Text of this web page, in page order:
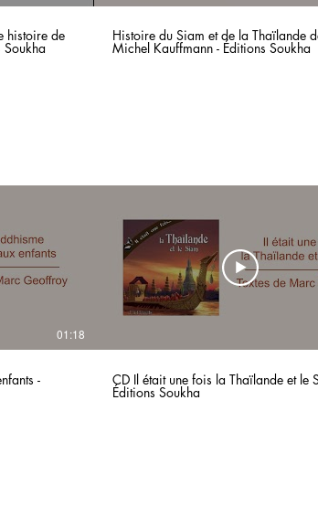
histoire de
Soukha
Histoire du Siam et de la Thaïlande
Michel Kauffmann - Éditions Soukha
01:18
- CD Il était une fois la Thaïlande et le
Éditions Soukha